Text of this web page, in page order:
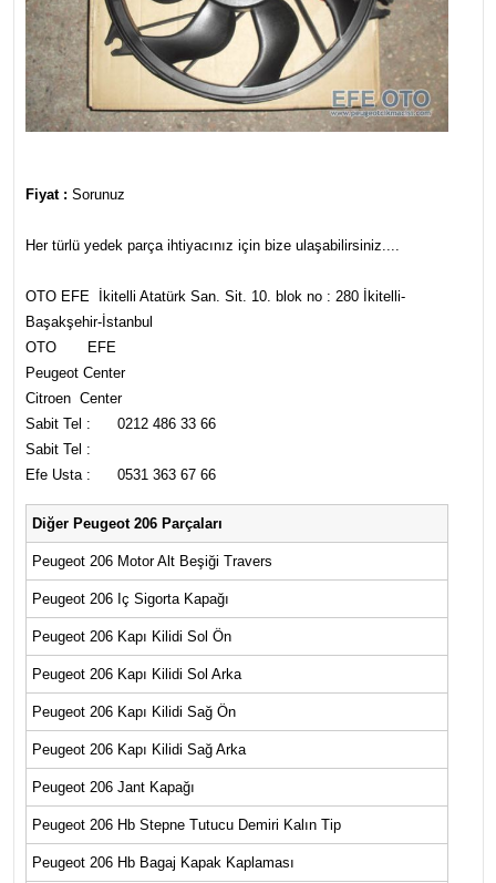
Fiyat : Sorunuz
Her türlü yedek parça ihtiyacınız için bize ulaşabilirsiniz....
OTO EFE İkitelli Atatürk San. Sit. 10. blok no : 280 İkitelli-
Başakşehir-İstanbul
OTO EFE
Peugeot Center
Citroen Center
Sabit Tel : 0212 486 33 66
Sabit Tel :
Efe Usta : 0531 363 67 66
Diğer Peugeot 206 Parçaları
Peugeot 206 Motor Alt Beşiği Travers
Peugeot 206 Iç Sigorta Kapağı
Peugeot 206 Kapı Kilidi Sol Ön
Peugeot 206 Kapı Kilidi Sol Arka
Peugeot 206 Kapı Kilidi Sağ Ön
Peugeot 206 Kapı Kilidi Sağ Arka
Peugeot 206 Jant Kapağı
Peugeot 206 Hb Stepne Tutucu Demiri Kalın Tip
Peugeot 206 Hb Bagaj Kapak Kaplaması